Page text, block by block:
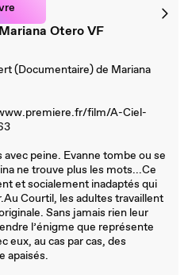
Otero VF
(Documentaire) de Mariana
film/A-Ciel-
peine. Evanne tombe ou se
ne trouve plus les mots...Ce
et socialement inadaptés qui
Courtil, les adultes travaillent
Sans jamais rien leur
l’énigme que représente
eux, au cas par cas, des
apaisés.